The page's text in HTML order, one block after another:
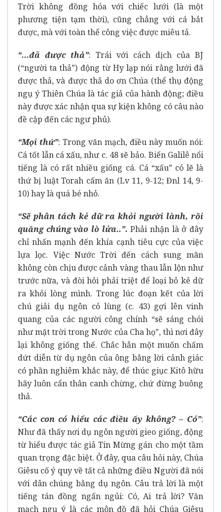
Trời không đồng hóa với chiếc lưới (là một
phương tiện tạm thời), cũng chẳng với cá bắt
được, mà với toàn thể công việc được miêu tả.
“…đã được thả”: Trái với cách dịch của BJ
(“người ta thả”) động từ Hy lạp nói rằng lưới đã
được thả, và được thả do ơn Chúa (thể thụ động
ngụ ý Thiên Chúa là tác giả của hành động; điều
này được xác nhận qua sự kiện không có câu nào
đề cập đến các ngư phủ).
“Mọi thứ”: Trong văn mạch, điều này muốn nói:
Cá tốt lẫn cá xấu, như c. 48 sẽ bảo. Biển Galilê nổi
tiếng là có rất nhiều giống cá. Cá “xấu” có lẽ là
thứ bị luật Torah cấm ăn (Lv 11, 9-12; Đnl 14, 9-
10) hay là quá bé nhỏ.
“Sẽ phân tách kẻ dữ ra khỏi người lành, rồi
quăng chúng vào lò lửa..”.Phải nhận là ở đây
chỉ nhấn mạnh đến khía cạnh tiêu cực của việc
lựa lọc. Việc Nước Trời đến cách sung mãn
không còn chịu được cảnh vàng thau lẫn lộn như
trước nữa, và đòi hỏi phải triệt để loại bỏ kẻ dữ
ra khỏi lòng mình. Trong lúc đoạn kết của lời
chú giải dụ ngôn cỏ lùng (c. 43) gợi lên vinh
quang của các người công chính “sẽ sáng chói
như mặt trời trong Nước của Cha họ”, thì nơi đây
lại không giống thế. Chắc hẳn một muốn chấm
dứt diễn từ dụ ngôn của ông bằng lời cảnh giác
có phần nghiêm khắc này, để thúc giục Kitô hữu
hãy luôn cẩn thân canh chừng, chứ đừng buông
thả.
“Các con có hiểu các điều ấy không? – Có”:
Như đã thấy nơi dụ ngôn người gieo giống, động
từ hiểu được tác giả Tin Mừng gán cho một tầm
quan trọng đặc biệt. Ở đây, qua câu hỏi này, Chúa
Giêsu cố ý quy về tất cả những điều Người đã nói
với dân chúng bằng dụ ngôn. Câu trả lời là một
tiếng tán đồng ngấn ngủi: Có, Ai trả lời? Văn
mạch ngụ ý là các môn đồ đã hỏi Chúa Giêsu